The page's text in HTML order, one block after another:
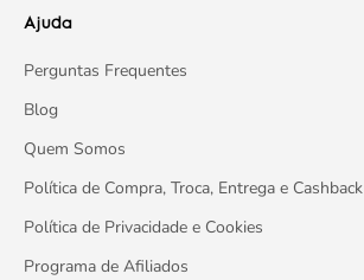
Ajuda
Perguntas Frequentes
Blog
Quem Somos
Política de Compra, Troca, Entrega e Cashback
Política de Privacidade e Cookies
Programa de Afiliados